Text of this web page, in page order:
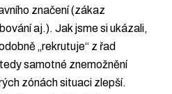
značení (zákaz
aj.). Jak jsme si ukázali,
„rekrutuje“ z řad
samotné znemožnění
zónách situaci zlepší.